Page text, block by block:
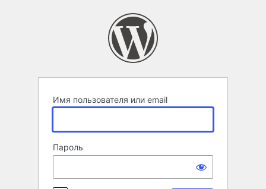
Имя пользователя или email
Пароль